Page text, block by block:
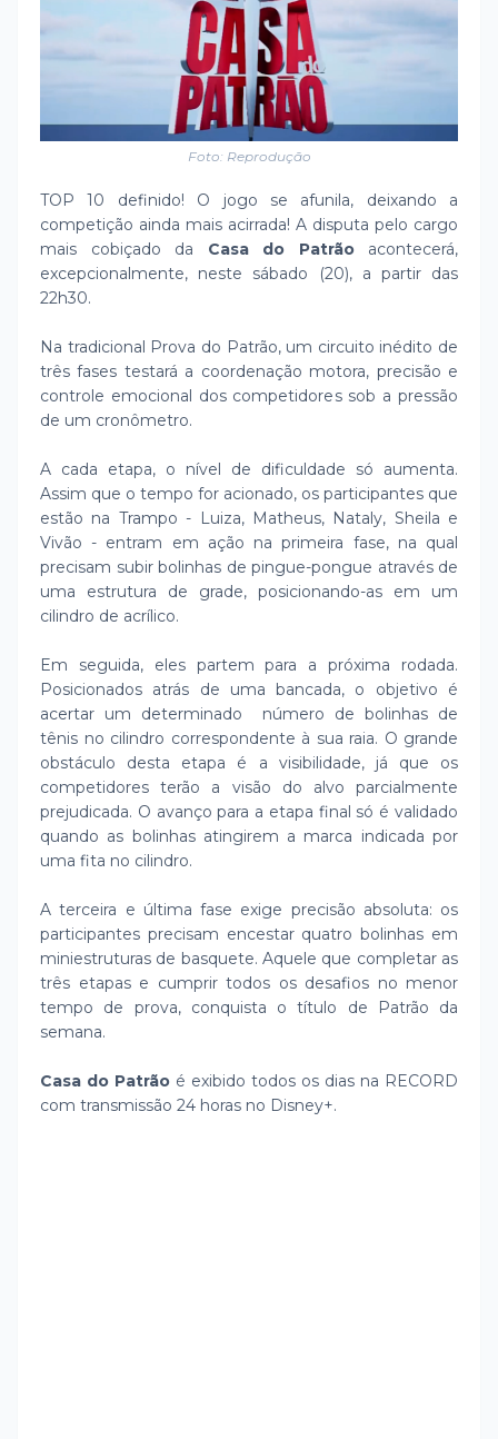
Foto: Reprodução
TOP 10 definido! O jogo se afunila, deixando a
competição ainda mais acirrada! A disputa pelo cargo
mais cobiçado da Casa do Patrão acontecerá,
excepcionalmente, neste sábado (20), a partir das
22h30.
Na tradicional Prova do Patrão, um circuito inédito de
três fases testará a coordenação motora, precisão e
controle emocional dos competidores sob a pressão
de um cronômetro.
A cada etapa, o nível de dificuldade só aumenta.
Assim que o tempo for acionado, os participantes que
estão na Trampo - Luiza, Matheus, Nataly, Sheila e
Vivão - entram em ação na primeira fase, na qual
precisam subir bolinhas de pingue-pongue através de
uma estrutura de grade, posicionando-as em um
cilindro de acrílico.
Em seguida, eles partem para a próxima rodada.
Posicionados atrás de uma bancada, o objetivo é
acertar um determinado número de bolinhas de
tênis no cilindro correspondente à sua raia. O grande
obstáculo desta etapa é a visibilidade, já que os
competidores terão a visão do alvo parcialmente
prejudicada. O avanço para a etapa final só é validado
quando as bolinhas atingirem a marca indicada por
uma fita no cilindro.
A terceira e última fase exige precisão absoluta: os
participantes precisam encestar quatro bolinhas em
miniestruturas de basquete. Aquele que completar as
três etapas e cumprir todos os desafios no menor
tempo de prova, conquista o título de Patrão da
semana.
Casa do Patrão é exibido todos os dias na RECORD
com transmissão 24 horas no Disney+.